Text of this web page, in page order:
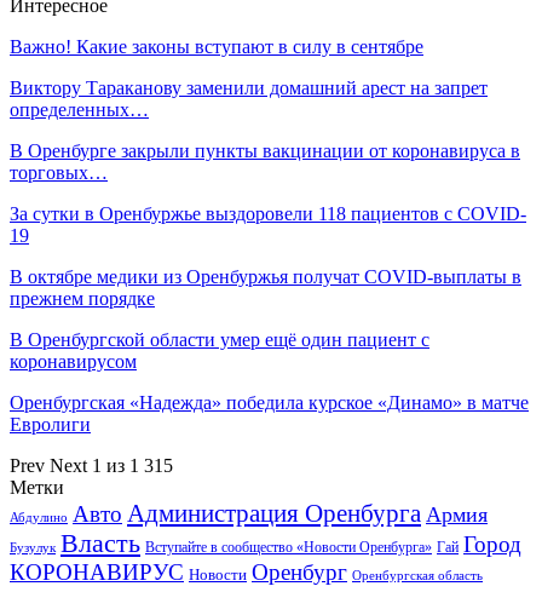
Интересное
Важно! Какие законы вступают в силу в сентябре
Виктору Тараканову заменили домашний арест на запрет
определенных…
В Оренбурге закрыли пункты вакцинации от коронавируса в
торговых…
За сутки в Оренбуржье выздоровели 118 пациентов с COVID-
19
В октябре медики из Оренбуржья получат COVID-выплаты в
прежнем порядке
В Оренбургской области умер ещё один пациент с
коронавирусом
Оренбургская «Надежда» победила курское «Динамо» в матче
Евролиги
Prev Next 1 из 1 315
Метки
Абдулино Авто Администрация Оренбурга Армия
Бузулук Власть Вступайте в сообщество «Новости Оренбурга» Гай Город
КОРОНАВИРУС Новости Оренбург Оренбургская область